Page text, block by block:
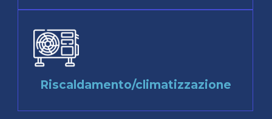
Riscaldamento/climatizzazione